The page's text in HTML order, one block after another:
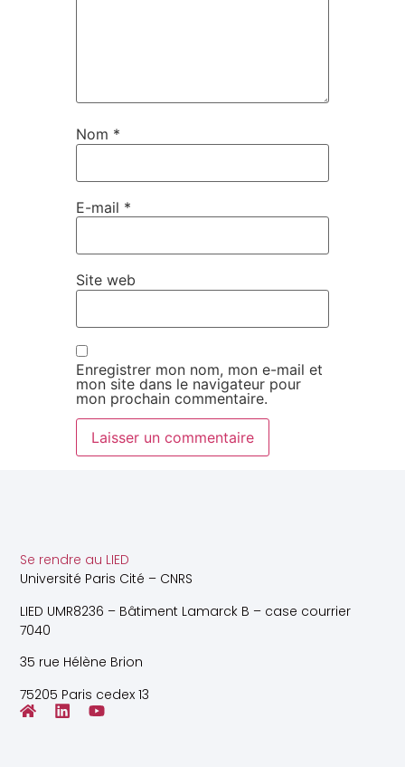
Nom *
E-mail *
Site web
Enregistrer mon nom, mon e-mail et
mon site dans le navigateur pour
mon prochain commentaire.
Se rendre au LIED
Université Paris Cité – CNRS
LIED UMR8236 – Bâtiment Lamarck B – case courrier
7040
35 rue Hélène Brion
75205 Paris cedex 13